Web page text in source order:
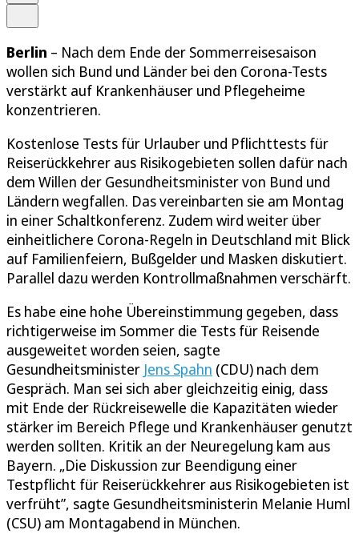
Berlin – Nach dem Ende der Sommerreisesaison
wollen sich Bund und Länder bei den Corona-Tests
verstärkt auf Krankenhäuser und Pflegeheime
konzentrieren.
Kostenlose Tests für Urlauber und Pflichttests für
Reiserückkehrer aus Risikogebieten sollen dafür nach
dem Willen der Gesundheitsminister von Bund und
Ländern wegfallen. Das vereinbarten sie am Montag
in einer Schaltkonferenz. Zudem wird weiter über
einheitlichere Corona-Regeln in Deutschland mit Blick
auf Familienfeiern, Bußgelder und Masken diskutiert.
Parallel dazu werden Kontrollmaßnahmen verschärft.
Es habe eine hohe Übereinstimmung gegeben, dass
richtigerweise im Sommer die Tests für Reisende
ausgeweitet worden seien, sagte
Gesundheitsminister Jens Spahn (CDU) nach dem
Gespräch. Man sei sich aber gleichzeitig einig, dass
mit Ende der Rückreisewelle die Kapazitäten wieder
stärker im Bereich Pflege und Krankenhäuser genutzt
werden sollten. Kritik an der Neuregelung kam aus
Bayern. „Die Diskussion zur Beendigung einer
Testpflicht für Reiserückkehrer aus Risikogebieten ist
verfrüht”, sagte Gesundheitsministerin Melanie Huml
(CSU) am Montagabend in München.